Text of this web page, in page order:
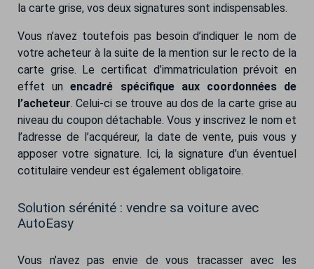
la carte grise, vos deux signatures sont indispensables.
Vous n’avez toutefois pas besoin d’indiquer le nom de
votre acheteur à la suite de la mention sur le recto de la
carte grise. Le certificat d’immatriculation prévoit en
effet unencadré spécifique aux coordonnées de
l’acheteur. Celui-ci se trouve au dos de la carte grise au
niveau du coupon détachable. Vous y inscrivez le nom et
l’adresse de l’acquéreur, la date de vente, puis vous y
apposer votre signature. Ici, la signature d’un éventuel
cotitulaire vendeur est également obligatoire.
Solution sérénité : vendre sa voiture avec
AutoEasy
Vous n’avez pas envie de vous tracasser avec les